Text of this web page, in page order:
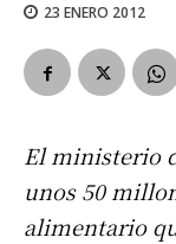
23 ENERO 2012
El ministerio
unos 50
alimentario